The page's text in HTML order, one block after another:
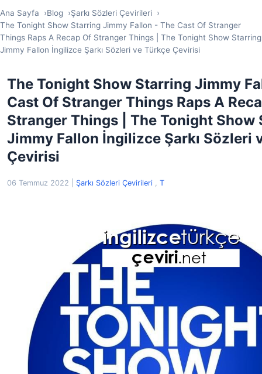
Ana Sayfa Blog
Şarkı Sözleri Çevirileri
The Tonight Show Starring Jimmy Fallon - The Cast Of Stranger
Things Raps A Recap Of Stranger Things | The Tonight Show Starring
Jimmy Fallon İngilizce Şarkı Sözleri ve Türkçe Çevirisi
The Tonight Show Starring Jimmy
Cast Of Stranger Things Raps A
Stranger Things | The Tonight Show
Jimmy Fallon İngilizce Şarkı Sözleri
Çevirisi
06 Temmuz 2022 Şarkı Sözleri Çevirileri , T